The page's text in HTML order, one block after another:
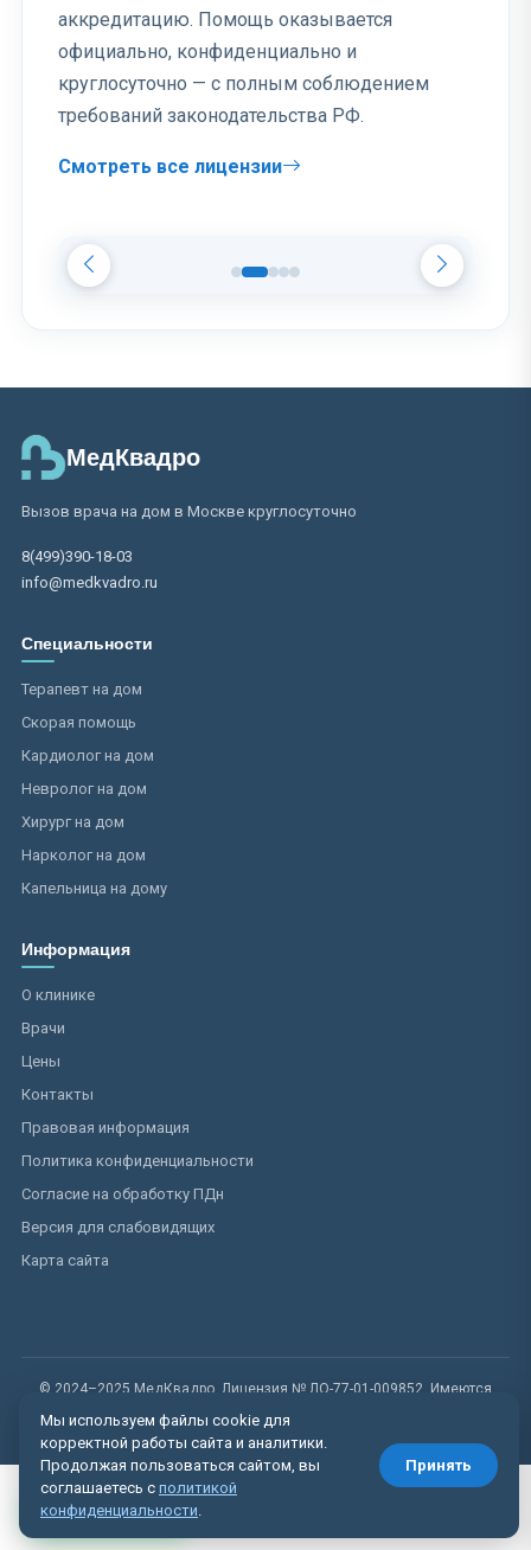
аккредитацию. Помощь оказывается
официально, конфиденциально и
круглосуточно — с полным соблюдением
требований законодательства РФ.
Смотреть все лицензии
МедКвадро
Вызов врача на дом в Москве круглосуточно
8(499)390-18-03
info@medkvadro.ru
Специальности
Терапевт на дом
Скорая помощь
Кардиолог на дом
Невролог на дом
Хирург на дом
Нарколог на дом
Капельница на дому
Информация
О клинике
Врачи
Цены
Контакты
Правовая информация
Политика конфиденциальности
Согласие на обработку ПДн
Версия для слабовидящих
Карта сайта
© 2024–2025 МедКвадро. Лицензия № ЛО-77-01-009852. Имеются
противопоказания.
Вызвать врача
Мы используем файлы cookie для
корректной работы сайта и аналитики.
Продолжая пользоваться сайтом, вы
соглашаетесь с политикой
конфиденциальности.
Принять